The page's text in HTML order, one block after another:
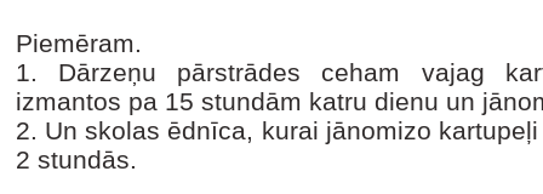
Piemēram.
1.
Dārzeņu pārstrādes ceham vajag
izmantos pa 15 stundām katru dienu un
2. Un skolas ēdnīca, kurai jānomizo
2 stundās.